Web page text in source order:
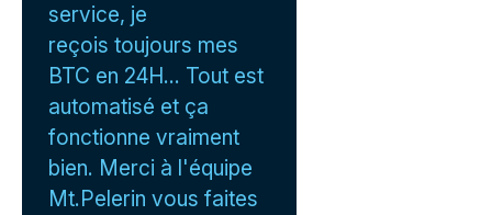
service, je
reçois toujours mes
BTC en 24H... Tout est
automatisé et ça
fonctionne vraiment
bien. Merci à l'équipe
Mt.Pelerin vous faites